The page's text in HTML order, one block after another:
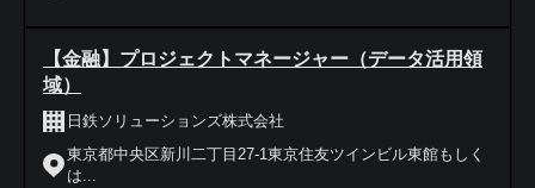
【金融】プロジェクトマネージャー（データ活用領
域）
日鉄ソリューションズ株式会社
東京都中央区新川二丁目27-1東京住友ツインビル東館もしく
は...